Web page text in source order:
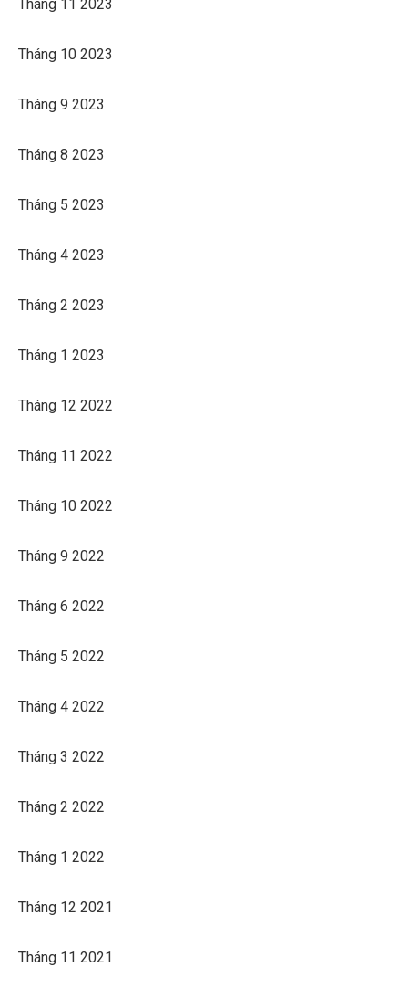
Tháng 11 2023
Tháng 10 2023
Tháng 9 2023
Tháng 8 2023
Tháng 5 2023
Tháng 4 2023
Tháng 2 2023
Tháng 1 2023
Tháng 12 2022
Tháng 11 2022
Tháng 10 2022
Tháng 9 2022
Tháng 6 2022
Tháng 5 2022
Tháng 4 2022
Tháng 3 2022
Tháng 2 2022
Tháng 1 2022
Tháng 12 2021
Tháng 11 2021